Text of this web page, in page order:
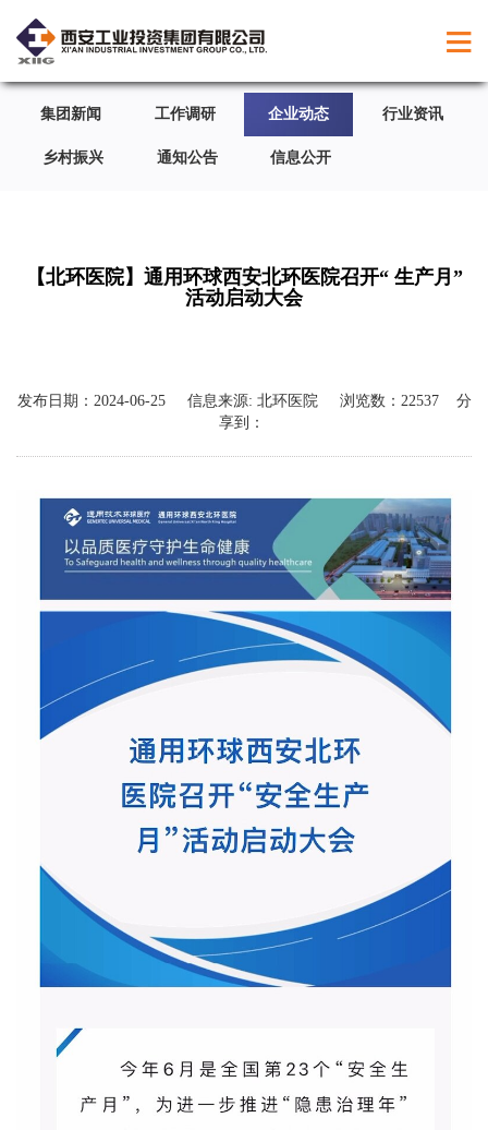
集团新闻 工作调研 企业动态 行业资讯
乡村振兴 通知公告 信息公开
【北环医院】通用环球西安北环医院召开“ 生产月”
活动启动大会
发布日期： 2024-06-25信息来源: 北环医院浏览数： 22537分
享到：